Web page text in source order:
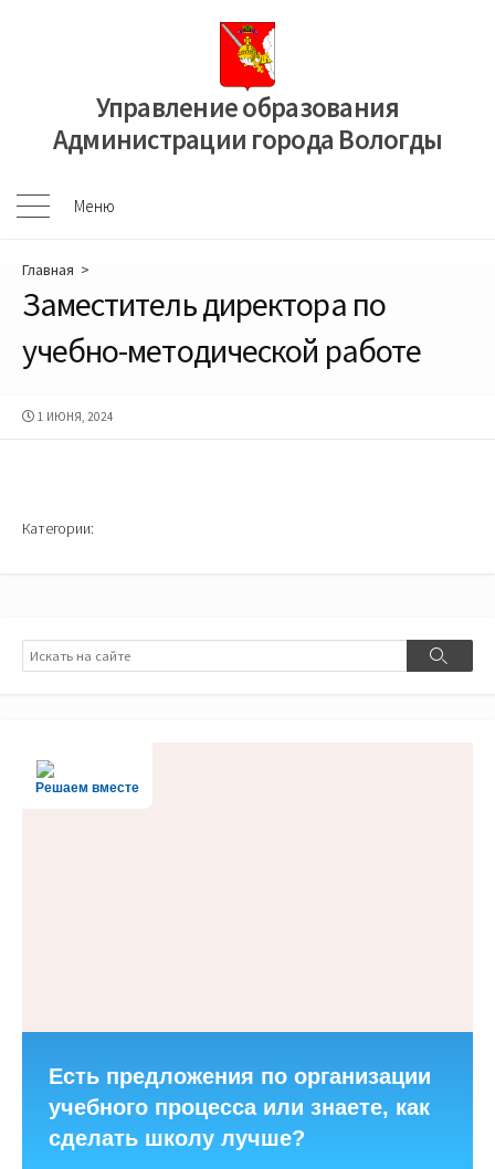
Управление образования
Администрации города Вологды
Меню
Меню
Главная >
Заместитель директора по
учебно-методической работе
ДАТА
1 ИЮНЯ, 2024
Категории:
Поиск
Поиск
Решаем вместе
Есть предложения по организации
учебного процесса или знаете, как
сделать школу лучше?